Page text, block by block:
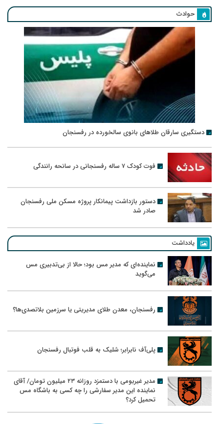
حوادث
دستگیری سارقان طلاهای بانوی سالخورده در رفسنجان
فوت کودک ۷ ساله رفسنجانی در سانحه رانندگی
دستور بازداشت پیمانکار پروژه مسکن ملی رفسنجان
صادر شد
یادداشت
نماینده‌ای که مدیر مس بود؛ حالا از بی‌تدبیری مس
می‌گوید
رفسنجان، معدن طلای مدیریتی یا سرزمین بلاتصدی‌ها؟
پلی‌آف نابرابر؛ شلیک به قلب فوتبال رفسنجان
مدیر غیربومی با دستمزد روزانه ۲۳ میلیون تومان/ آقای
نماینده این مدیر سفارشی را چه کسی به باشگاه مس
تحمیل کرد؟